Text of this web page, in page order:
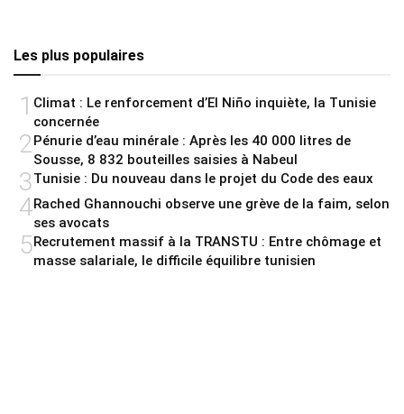
Les plus populaires
1 Climat : Le renforcement d’El Niño inquiète, la Tunisie
concernée
2Pénurie d’eau minérale : Après les 40 000 litres de
Sousse, 8 832 bouteilles saisies à Nabeul
3Tunisie : Du nouveau dans le projet du Code des eaux
4Rached Ghannouchi observe une grève de la faim, selon
ses avocats
5Recrutement massif à la TRANSTU : Entre chômage et
masse salariale, le difficile équilibre tunisien